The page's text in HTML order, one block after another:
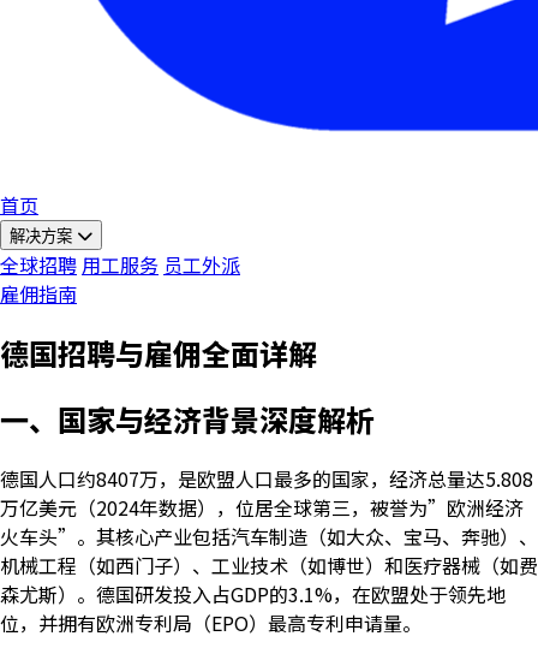
首页
解决方案
全球招聘 用工服务 员工外派
雇佣指南
德国招聘与雇佣全面详解
一、国家与经济背景深度解析
德国人口约8407万，是欧盟人口最多的国家，经济总量达5.808
万亿美元（2024年数据），位居全球第三，被誉为”欧洲经济
火车头”。其核心产业包括汽车制造（如大众、宝马、奔驰）、
机械工程（如西门子）、工业技术（如博世）和医疗器械（如费
森尤斯）。德国研发投入占GDP的3.1%，在欧盟处于领先地
位，并拥有欧洲专利局（EPO）最高专利申请量。